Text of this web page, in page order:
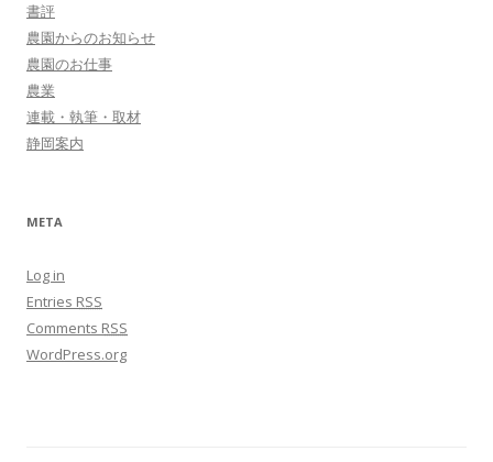
書評
農園からのお知らせ
農園のお仕事
農業
連載・執筆・取材
静岡案内
META
Log in
Entries RSS
Comments RSS
WordPress.org